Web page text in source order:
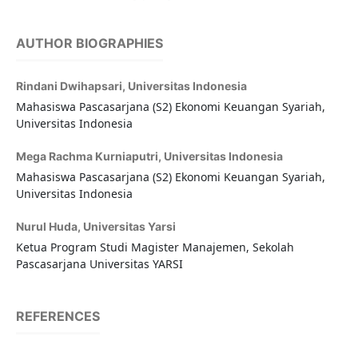
AUTHOR BIOGRAPHIES
Rindani Dwihapsari, Universitas Indonesia
Mahasiswa Pascasarjana (S2) Ekonomi Keuangan Syariah,
Universitas Indonesia
Mega Rachma Kurniaputri, Universitas Indonesia
Mahasiswa Pascasarjana (S2) Ekonomi Keuangan Syariah,
Universitas Indonesia
Nurul Huda, Universitas Yarsi
Ketua Program Studi Magister Manajemen, Sekolah
Pascasarjana Universitas YARSI
REFERENCES